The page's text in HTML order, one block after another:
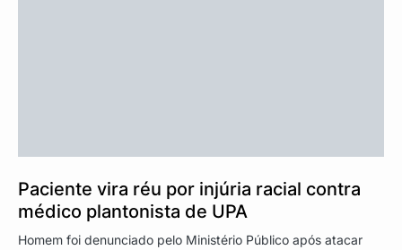
Paciente vira réu por injúria racial contra
médico plantonista de UPA
Homem foi denunciado pelo Ministério Público após atacar